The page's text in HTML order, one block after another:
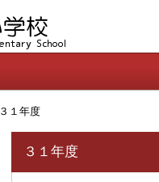
３１年度
３１年度